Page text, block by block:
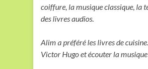
coiffure, la musique classique, la
des livres audios.
Alim a préféré les livres de
Victor Hugo et écouter la